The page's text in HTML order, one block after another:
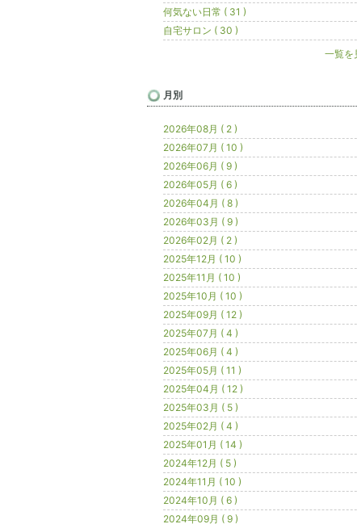
何気ない日常 ( 31 )
自宅サロン ( 30 )
一覧を
月別
2026年08月 ( 2 )
2026年07月 ( 10 )
2026年06月 ( 9 )
2026年05月 ( 6 )
2026年04月 ( 8 )
2026年03月 ( 9 )
2026年02月 ( 2 )
2025年12月 ( 10 )
2025年11月 ( 10 )
2025年10月 ( 10 )
2025年09月 ( 12 )
2025年07月 ( 4 )
2025年06月 ( 4 )
2025年05月 ( 11 )
2025年04月 ( 12 )
2025年03月 ( 5 )
2025年02月 ( 4 )
2025年01月 ( 14 )
2024年12月 ( 5 )
2024年11月 ( 10 )
2024年10月 ( 6 )
2024年09月 ( 9 )